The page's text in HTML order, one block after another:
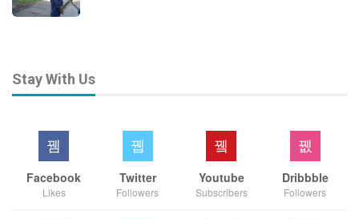
Stay With Us
Facebook
Likes
Twitter
Followers
Youtube
Subscribers
Dribbble
Followers